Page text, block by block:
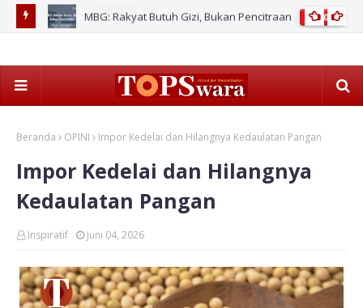
MBG: Rakyat Butuh Gizi, Bukan Pencitraan 2026
Beranda OPINI Impor Kedelai dan Hilangnya Kedaulatan Pangan
Impor Kedelai dan Hilangnya
Kedaulatan Pangan
Inspiratif Juni 04, 2026